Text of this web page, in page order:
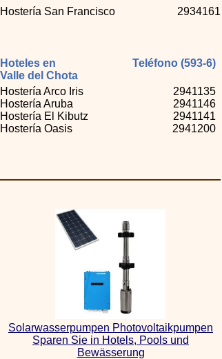
Hostería San Francisco 2934161
Hostería Arco Iris
Hostería Aruba
Hostería El Kibutz
Hostería Oasis
Hoteles en
Valle del Chota
Teléfono (593-6)
2941135
2941146
2941141
2941200
Solarwasserpumpen Photovoltaikpumpen
Sparen Sie in Hotels, Pools und
Bewässerung